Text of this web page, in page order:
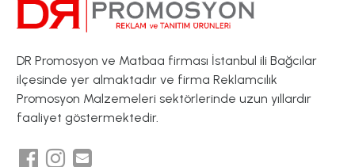
DR Promosyon ve Matbaa firması İstanbul ili Bağcılar
ilçesinde yer almaktadır ve firma Reklamcılık
Promosyon Malzemeleri sektörlerinde uzun yıllardır
faaliyet göstermektedir.